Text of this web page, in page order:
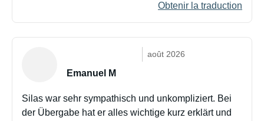
Obtenir la traduction
août 2026
Emanuel M
Silas war sehr sympathisch und unkompliziert. Bei
der Übergabe hat er alles wichtige kurz erklärt und